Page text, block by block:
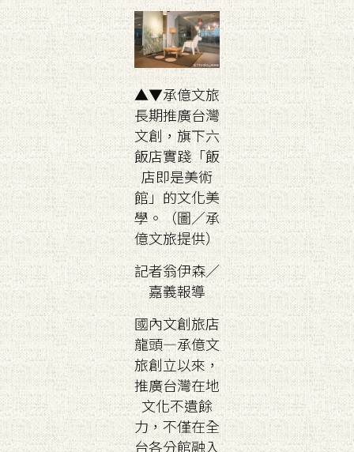
▲▼承億文旅
長期推廣台灣
文創，旗下六
飯店實踐「飯
店即是美術
館」的文化美
學。（圖／承
億文旅提供）
記者翁伊森／
嘉義報導
國內文創旅店
龍頭—承億文
旅創立以來，
推廣台灣在地
文化不遺餘
力，不僅在全
台各分館融入